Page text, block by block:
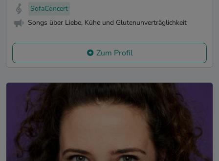
SofaConcert
Songs über Liebe, Kühe und Glutenunverträglichkeit
Zum Profil